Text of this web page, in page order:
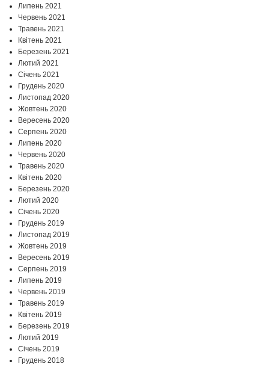
Липень 2021
Червень 2021
Травень 2021
Квітень 2021
Березень 2021
Лютий 2021
Січень 2021
Грудень 2020
Листопад 2020
Жовтень 2020
Вересень 2020
Серпень 2020
Липень 2020
Червень 2020
Травень 2020
Квітень 2020
Березень 2020
Лютий 2020
Січень 2020
Грудень 2019
Листопад 2019
Жовтень 2019
Вересень 2019
Серпень 2019
Липень 2019
Червень 2019
Травень 2019
Квітень 2019
Березень 2019
Лютий 2019
Січень 2019
Грудень 2018